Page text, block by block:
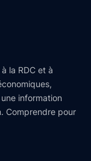
la RDC et à
information
Comprendre pour